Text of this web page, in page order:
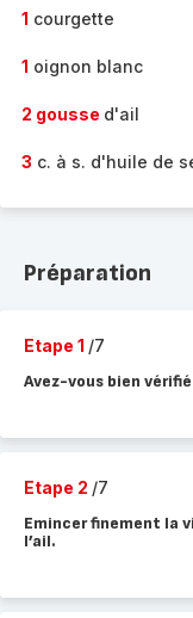
1 courgette
1 oignon blanc
2 gousse d'ail
3 c. à s. d'huile de
Préparation
Etape 1 /7
Avez-vous bien vérifié
Etape 2 /7
Emincer finement la
l’ail.